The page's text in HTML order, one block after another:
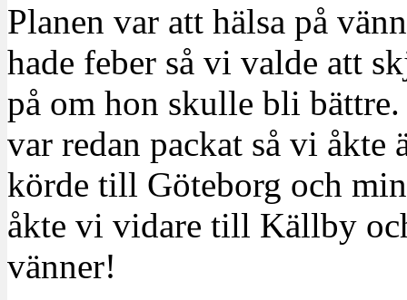
Planen var att hälsa på
hade feber så vi valde att
på om hon skulle bli
var redan packat så vi åkte
körde till Göteborg och
åkte vi vidare till Källby
vänner!